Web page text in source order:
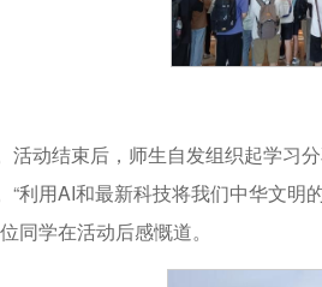
活动结束后，师生自发组织起学习
“利用AI和最新科技将我们中华文
同学在活动后感慨道。